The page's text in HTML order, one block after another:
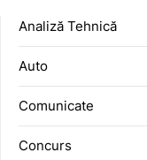
Analiză Tehnică
Auto
Comunicate
Concurs